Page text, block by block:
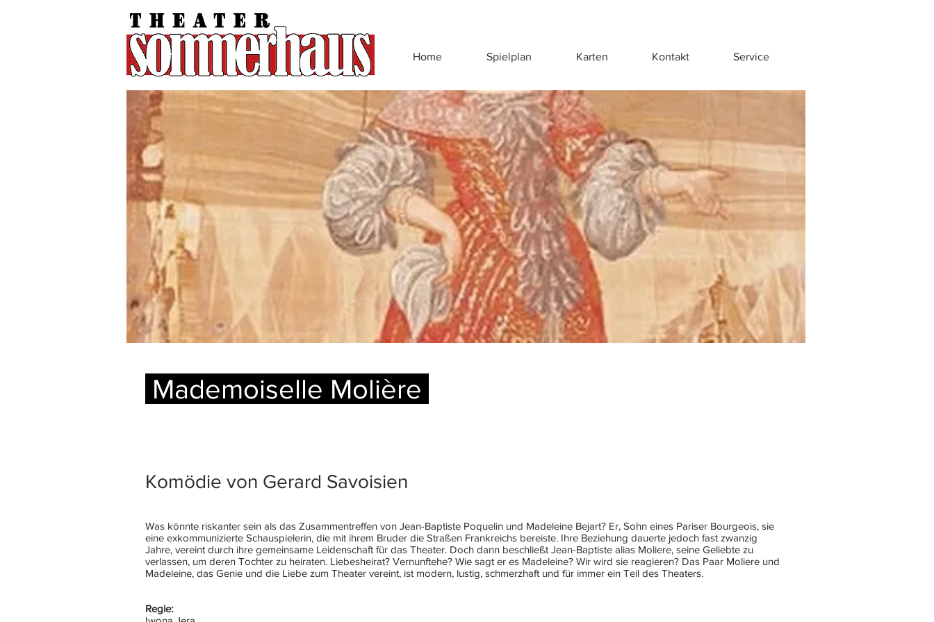
Home Spielplan Karten Kontakt Service
Mademoiselle Molière
Komödie von Gerard Savoisien
Was könnte riskanter sein als das Zusammentreffen von Jean-Baptiste Poquelin und Madeleine Bejart? Er, Sohn eines Pariser Bourgeois, sie
eine exkommunizierte Schauspielerin, die mit ihrem Bruder die Straßen Frankreichs bereiste. Ihre Beziehung dauerte jedoch fast zwanzig
Jahre, vereint durch ihre gemeinsame Leidenschaft für das Theater. Doch dann beschließt Jean-Baptiste alias Moliere, seine Geliebte zu
verlassen, um deren Tochter zu heiraten. Liebesheirat? Vernunftehe? Wie sagt er es Madeleine? Wir wird sie reagieren? Das Paar Moliere und
Madeleine, das Genie und die Liebe zum Theater vereint, ist modern, lustig, schmerzhaft und für immer ein Teil des Theaters.
Regie: